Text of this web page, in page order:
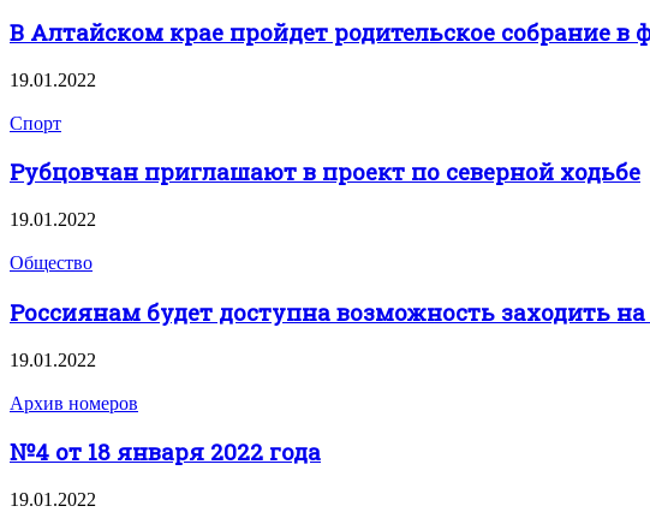
В Алтайском крае пройдет родительское собрание в
19.01.2022
Спорт
Рубцовчан приглашают в проект по северной ходьбе
19.01.2022
Общество
Россиянам будет доступна возможность заходить
19.01.2022
Архив номеров
№4 от 18 января 2022 года
19.01.2022